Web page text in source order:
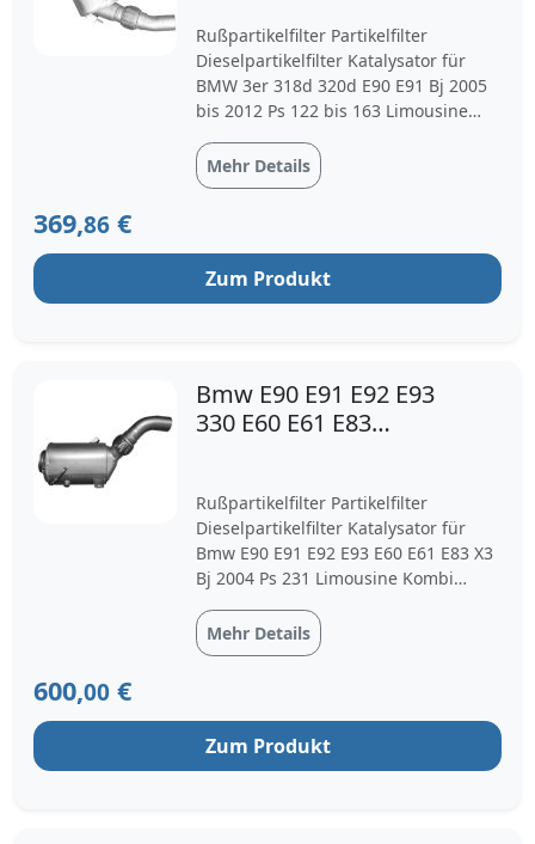
Rußpartikelfilter Partikelfilter
Dieselpartikelfilter Katalysator für
BMW 3er 318d 320d E90 E91 Bj 2005
bis 2012 Ps 122 bis 163 Limousine
Mehr Details
369,86 €
Zum Produkt
Bmw E90 E91 E92 E93
330 E60 E61 E83
Rußpartikelfilter Partikelfilter
Dieselpartikelfilter Katalysator für
Bmw E90 E91 E92 E93 E60 E61 E83 X3
Bj 2004 Ps 231 Limousine Kombi
Mehr Details
600,00 €
Zum Produkt